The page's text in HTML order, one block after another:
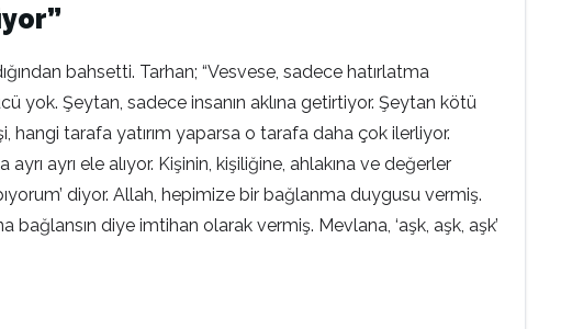
bahsetti. Tarhan; “Vesvese, sadece hatırlatma
yok. Şeytan, sadece insanın aklına getirtiyor. Şeytan kötü
hangi tarafa yatırım yaparsa o tarafa daha çok ilerliyor.
ayrı ele alıyor. Kişinin, kişiliğine, ahlakına ve değerler
diyor. Allah, hepimize bir bağlanma duygusu vermiş.
diye imtihan olarak vermiş. Mevlana, ‘aşk, aşk, aşk’